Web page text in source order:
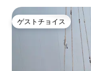
ゲストチョイス
ゲストチョイス